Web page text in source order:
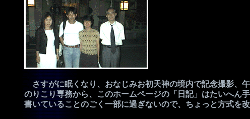
さすがに眠くなり、おなじみお初天神の境内で記念撮影、午
のりこり専務から、このホームページの「日記」はたいへん
書いていることのごく一部に過ぎないので、ちょっと方式を